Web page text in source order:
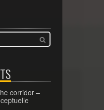
corridor –